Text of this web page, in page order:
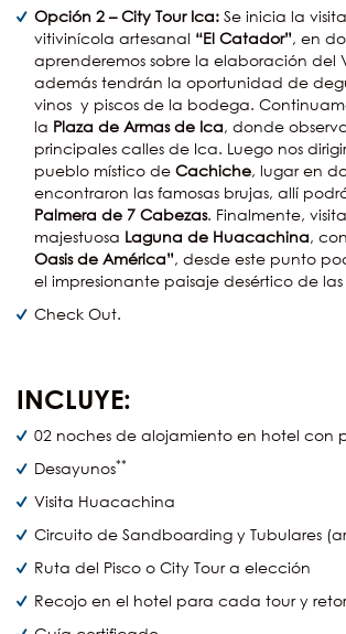
Opción 2 – City Tour Ica: Se inicia la
vitivinícola artesanal “El Catador”, en
aprenderemos sobre la elaboración del
además tendrán la oportunidad de
vinos y piscos de la bodega.
la Plaza de Armas de Ica, donde
principales calles de Ica. Luego nos
pueblo místico de Cachiche, lugar en
encontraron las famosas brujas, allí
Palmera de 7 Cabezas. Finalmente,
majestuosa Laguna de Huacachina,
Oasis de América”, desde este punto
el impresionante paisaje desértico de las
Check Out.
INCLUYE:
02 noches de alojamiento en hotel con
Desayunos**
Visita Huacachina
Circuito de Sandboarding y Tubulares
Ruta del Pisco o City Tour a elección
Recojo en el hotel para cada tour y